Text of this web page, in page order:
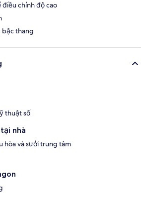
điều chỉnh độ cao
bậc thang
thuật số
nhà
hòa và sưởi trung tâm